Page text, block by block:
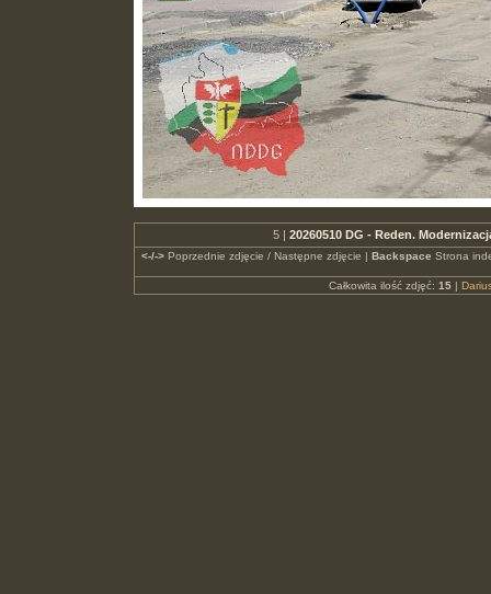
5 | 20260510 DG - Reden.
<-/->Poprzednie zdjęcie / Następne zdjęcie | Backspace Strona
Całkowita ilość zdjęć: 15|